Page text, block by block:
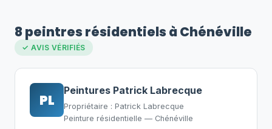
8 peintres résidentiels à Chénéville
✓ AVIS VÉRIFIÉS
PL
Peintures Patrick Labrecque
Propriétaire : Patrick Labrecque
Peinture résidentielle — Chénéville